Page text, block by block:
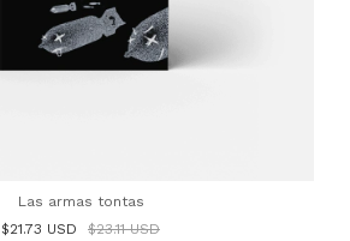
Las armas tontas
$21.73 USD
$23.11 USD